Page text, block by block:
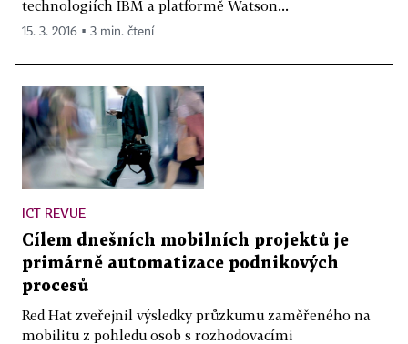
technologiích IBM a platformě Watson...
15. 3. 2016 ▪ 3 min. čtení
ICT REVUE
Cílem dnešních mobilních projektů je
primárně automatizace podnikových
procesů
Red Hat zveřejnil výsledky průzkumu zaměřeného na
mobilitu z pohledu osob s rozhodovacími